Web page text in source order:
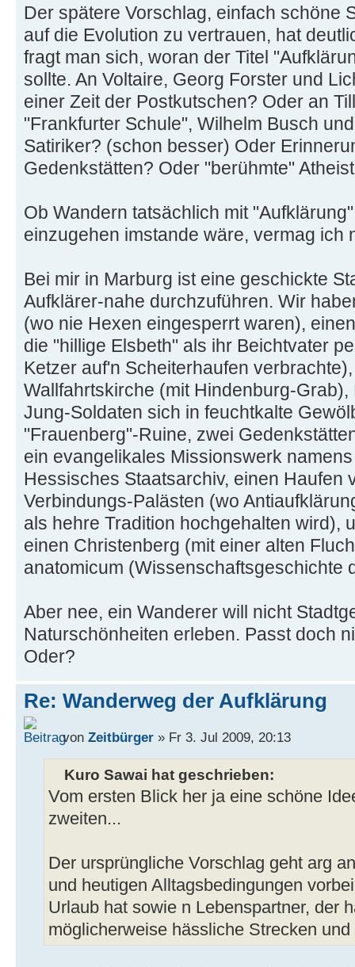
Der spätere Vorschlag, einfach schöne
auf die Evolution zu vertrauen, hat
fragt man sich, woran der Titel
sollte. An Voltaire, Georg Forster und
einer Zeit der Postkutschen? Oder an
"Frankfurter Schule", Wilhelm Busch
Satiriker? (schon besser) Oder
Gedenkstätten? Oder "berühmte"
Ob Wandern tatsächlich mit
einzugehen imstande wäre, vermag ich
Bei mir in Marburg ist eine geschickte
Aufklärer-nahe durchzuführen. Wir
(wo nie Hexen eingesperrt waren),
die "hillige Elsbeth" als ihr Beichtvater
Ketzer auf'n Scheiterhaufen
Wallfahrtskirche (mit Hindenburg-
Jung-Soldaten sich in feuchtkalte
"Frauenberg"-Ruine, zwei
ein evangelikales Missionswerk
Hessisches Staatsarchiv, einen Haufen
Verbindungs-Palästen (wo
als hehre Tradition hochgehalten wird),
einen Christenberg (mit einer alten
anatomicum (Wissenschaftsgeschichte
Aber nee, ein Wanderer will nicht
Naturschönheiten erleben. Passt doch
Oder?
Re: Wanderweg der Aufklärung
von Zeitbürger » Fr 3. Jul 2009, 20:13
Kuro Sawai hat geschrieben:
Vom ersten Blick her ja eine schöne
zweiten...
Der ursprüngliche Vorschlag geht arg
und heutigen Alltagsbedingungen
Urlaub hat sowie n Lebenspartner, der
möglicherweise hässliche Strecken und